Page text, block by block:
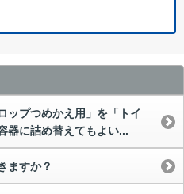
ップつめかえ用」を「トイ
器に詰め替えてもよい...
ますか？